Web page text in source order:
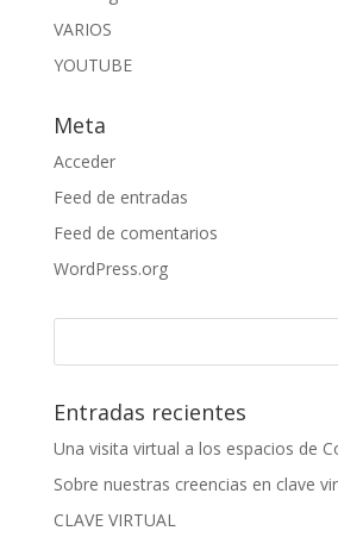
VARIOS
YOUTUBE
Meta
Acceder
Feed de entradas
Feed de comentarios
WordPress.org
Entradas recientes
Una visita virtual a los espacios de
Sobre nuestras creencias en clave
CLAVE VIRTUAL